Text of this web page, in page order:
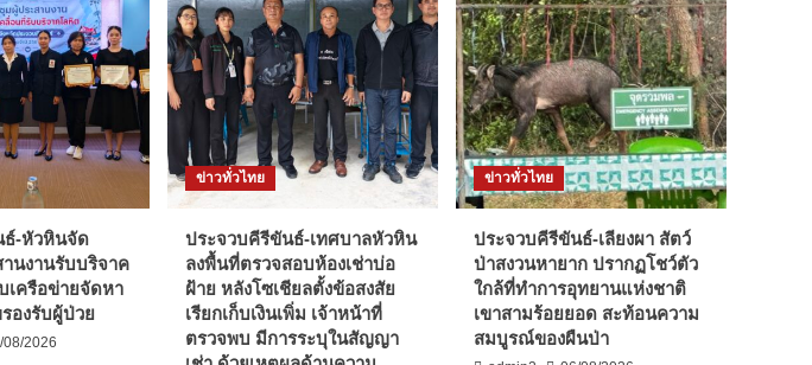
ธ์-หัวหินจัด
นงานรับบริจาค
เครือข่ายจัดหา
องรับผู้ป่วย
08/2026
ข่าวทั่วไทย
ประจวบคีรีขันธ์-เทศบาลหัวหิน
ลงพื้นที่ตรวจสอบห้องเช่าบ่อ
ฝ้าย หลังโซเชียลตั้งข้อสงสัย
เรียกเก็บเงินเพิ่ม เจ้าหน้าที่
ตรวจพบ มีการระบุในสัญญา
ข่าวทั่วไทย
ประจวบคีรีขันธ์-เลียงผา สัตว์
ป่าสงวนหายาก ปรากฏโชว์ตัว
ใกล้ที่ทำการอุทยานแห่งชาติ
เขาสามร้อยยอด สะท้อนความ
สมบูรณ์ของผืนป่า